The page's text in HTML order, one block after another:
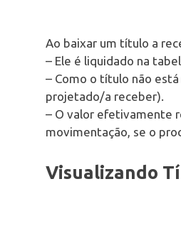
Ao baixar um título a
– Ele é liquidado na
– Como o título não
projetado/a receber).
– O valor efetivamente
movimentação, se o
Visualizando